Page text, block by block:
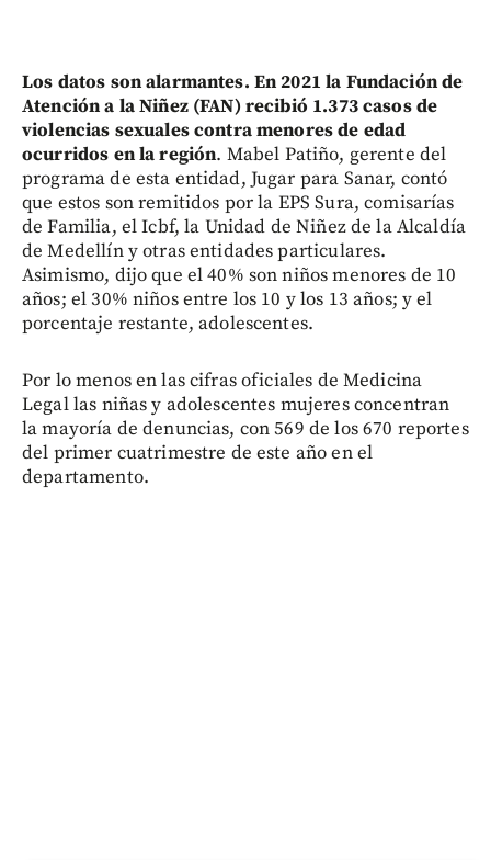
Los datos son alarmantes. En 2021 la Fundación de
Atención a la Niñez (FAN) recibió 1.373 casos de
violencias sexuales contra menores de edad
ocurridos en la región. Mabel Patiño, gerente del
programa de esta entidad, Jugar para Sanar, contó
que estos son remitidos por la EPS Sura, comisarías
de Familia, el Icbf, la Unidad de Niñez de la Alcaldía
de Medellín y otras entidades particulares.
Asimismo, dijo que el 40% son niños menores de 10
años; el 30% niños entre los 10 y los 13 años; y el
porcentaje restante, adolescentes.
Por lo menos en las cifras oficiales de Medicina
Legal las niñas y adolescentes mujeres concentran
la mayoría de denuncias, con 569 de los 670 reportes
del primer cuatrimestre de este año en el
departamento.